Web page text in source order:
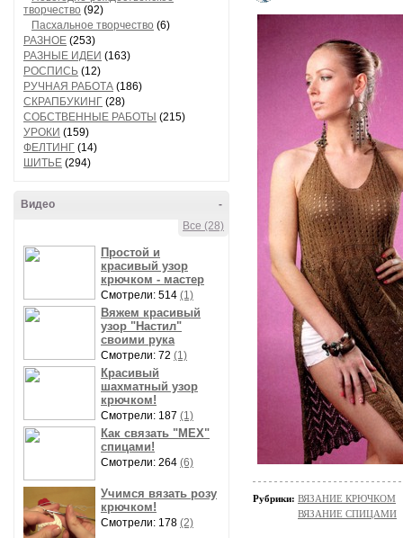
творчество (92)
Пасхальное творчество (6)
РАЗНОЕ (253)
РАЗНЫЕ ИДЕИ (163)
РОСПИСЬ (12)
РУЧНАЯ РАБОТА (186)
СКРАПБУКИНГ (28)
СОБСТВЕННЫЕ РАБОТЫ (215)
УРОКИ (159)
ФЕЛТИНГ (14)
ШИТЬЕ (294)
-
Видео
Все (28)
Простой и
красивый узор
крючком - мастер
Смотрели: 514 (1)
Вяжем красивый
узор "Настил"
своими рука
Смотрели: 72 (1)
Красивый
шахматный узор
крючком!
Смотрели: 187 (1)
Как связать "МЕХ"
спицами!
Смотрели: 264 (6)
Учимся вязать розу
крючком!
Смотрели: 178 (2)
Рубрики: ВЯЗАНИЕ КРЮЧКОМ
ВЯЗАНИЕ СПИЦАМИ